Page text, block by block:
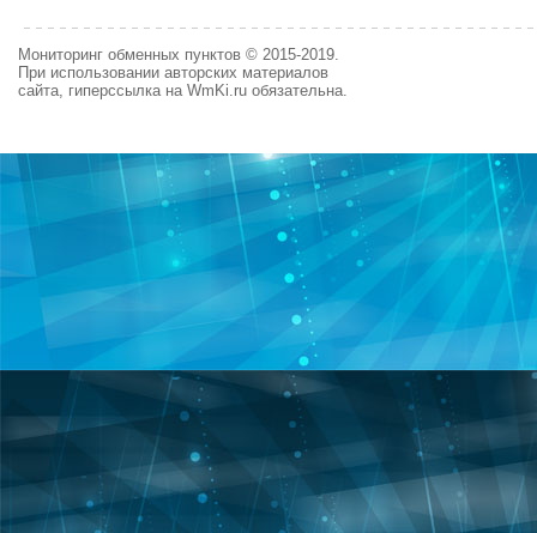
Мониторинг обменных пунктов © 2015-2019.
При использовании авторских материалов
сайта, гиперссылка на WmKi.ru обязательна.